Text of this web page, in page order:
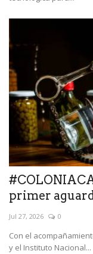
primer
Jul 27, 2026 0
Con el
y el Instituto Nacional...